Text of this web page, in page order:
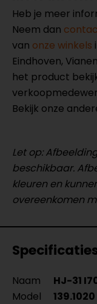
Heb je meer
Neem dan
van onze winkels
Eindhoven,
het product
Bekijk onze
Let op:
beschikbaar.
kleuren en
overeenkomen
Naam
HJ-31
Model
139.1020